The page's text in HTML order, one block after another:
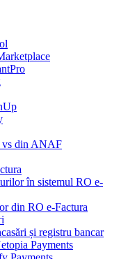
vs din ANAF
în sistemul RO e-
din RO e-Factura
și registru bancar
Payments